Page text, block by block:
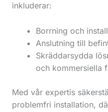
inkluderar:
Borrning och
Anslutning till
Skräddarsydda
och kommersiella
Med vår expertis
problemfri installation,